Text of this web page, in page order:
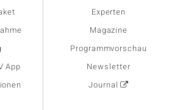
App
Experten
Magazine
Programmvorschau
Newsletter
Journal